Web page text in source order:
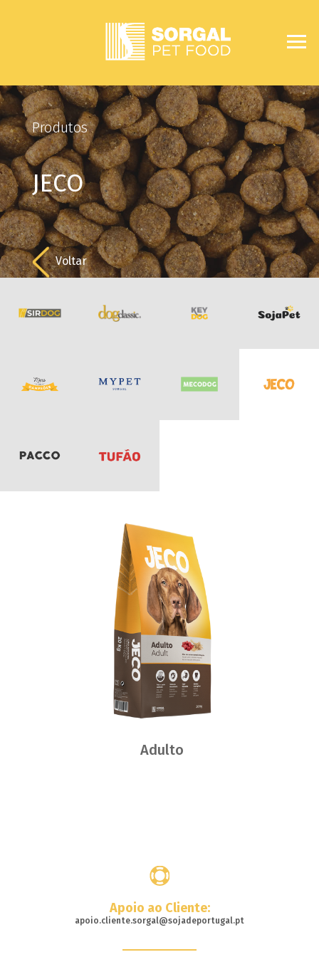
Produtos
JECO
Voltar
Adulto
Apoio ao Cliente:
apoio.cliente.sorgal@sojadeportugal.pt